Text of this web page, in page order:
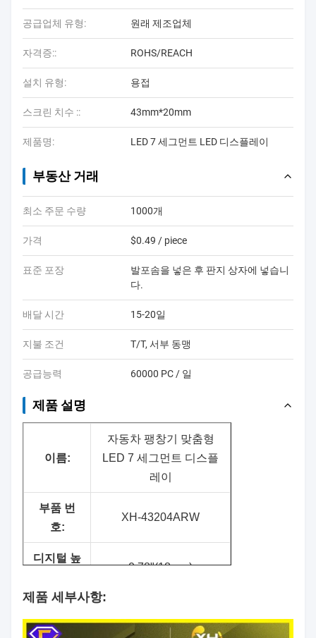
공급업체 유형: 원래 제조업체
자격증:: ROHS/REACH
설치 유형: 용접
스크린 치수 :: 43mm*20mm
제품명: LED 7 세그먼트 LED 디스플레이
부동산 거래
최소 주문 수량 1000개
가격 $0.49 / piece
표준 포장
발포솜을 넣은 후 판지 상자에 넣습니
다.
배달 시간 15-20일
지불 조건 T/T, 서부 동맹
공급능력 60000 PC / 일
제품 설명
이름:
자동차 팽창기 맞춤형
LED 7 세그먼트 디스플
레이
부품 번
호:
XH-43204ARW
디지털 높
0.78"(18mm)
상:
검은색
제품 세부사항: